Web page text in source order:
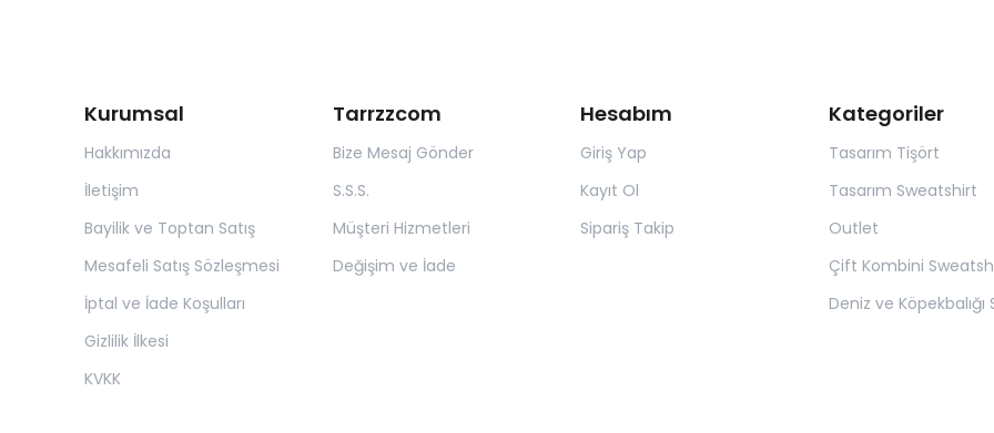
Kurumsal
Hakkımızda
İletişim
Bayilik ve Toptan Satış
Mesafeli Satış Sözleşmesi
İptal ve İade Koşulları
Gizlilik İlkesi
KVKK
Tarrzzcom
Bize Mesaj Gönder
S.S.S.
Müşteri Hizmetleri
Değişim ve İade
Hesabım
Giriş Yap
Kayıt Ol
Sipariş Takip
Kategoriler
Tasarım Tişört
Tasarım Sweatshirt
Outlet
Çift Kombini
Deniz ve Köpekbalığı